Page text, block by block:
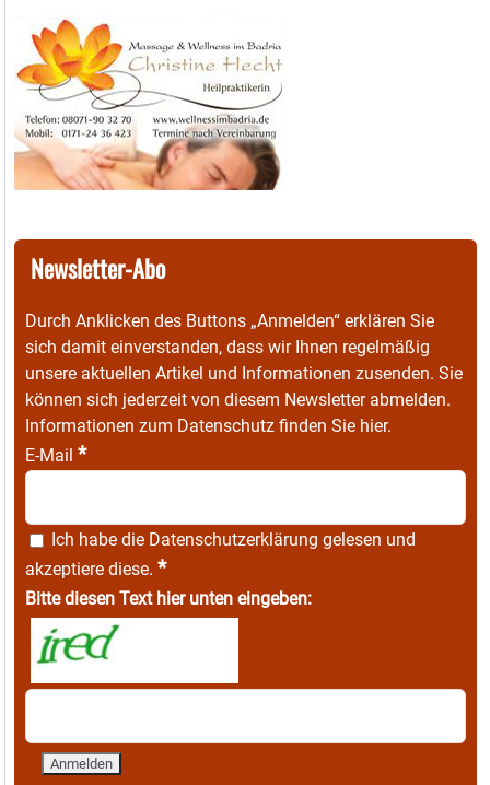
Newsletter-Abo
Durch Anklicken des Buttons „Anmelden“ erklären Sie
sich damit einverstanden, dass wir Ihnen regelmäßig
unsere aktuellen Artikel und Informationen zusenden. Sie
können sich jederzeit von diesem Newsletter abmelden.
Informationen zum Datenschutz finden Sie hier.
E-Mail *
Ich habe die Datenschutzerklärung gelesen und
akzeptiere diese. *
Bitte diesen Text hier unten eingeben: